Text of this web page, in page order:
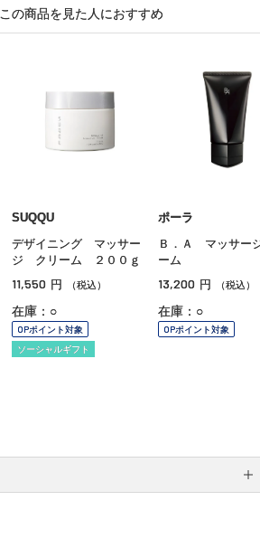
この商品を見た人におすすめ
SUQQU
デザイニング マッサー
ジ クリーム ２００ｇ
11,550 円 （税込）
在庫：○
OPポイント対象
ソーシャルギフト
ポーラ
Ｂ．Ａ マッサー
ーム
13,200 円 （税込）
在庫：○
OPポイント対象